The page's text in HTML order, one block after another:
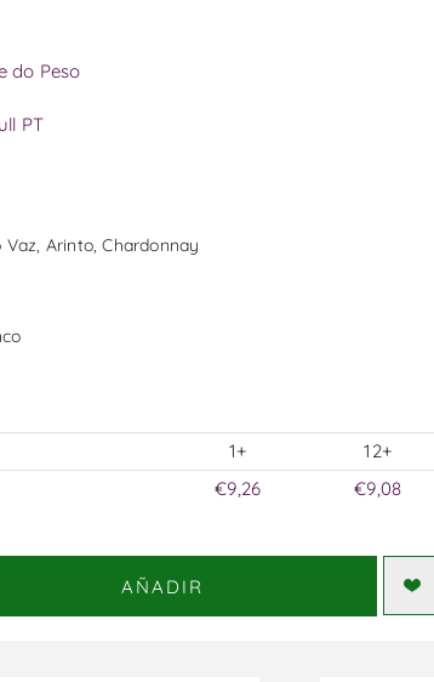
do Peso
PT
Vaz, Arinto, Chardonnay
1+
12+
€9,26 €9,08
AÑADIR